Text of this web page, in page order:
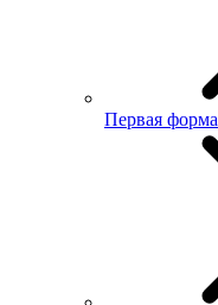
Первая форма